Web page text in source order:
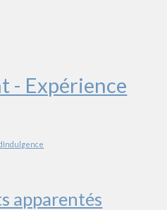
- Expérience
apparentés